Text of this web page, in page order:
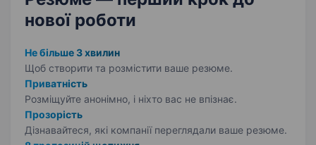
нової роботи
Не більше 3 хвилин
Щоб створити та розмістити ваше резюме.
Приватність
Розміщуйте анонімно, і ніхто вас не впізнає.
Прозорість
Дізнавайтеся, які компанії переглядали ваше резюме.